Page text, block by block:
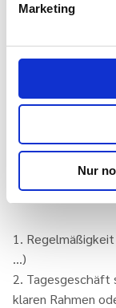
Marketing
Nur
Ein weiterer
Einsichten über
öffentlichen
und reflektiert
Insbesondere
der möglichen
als besonders
1.
…)
2. Tagesgeschäft
klaren Rahmen